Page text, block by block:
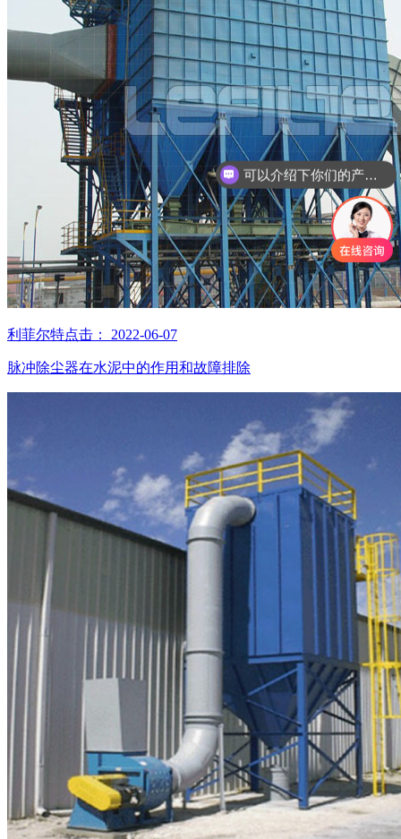
利菲尔特点击： 2022-06-07
脉冲除尘器在水泥中的作用和故障排除
可以介绍下你们的产品么